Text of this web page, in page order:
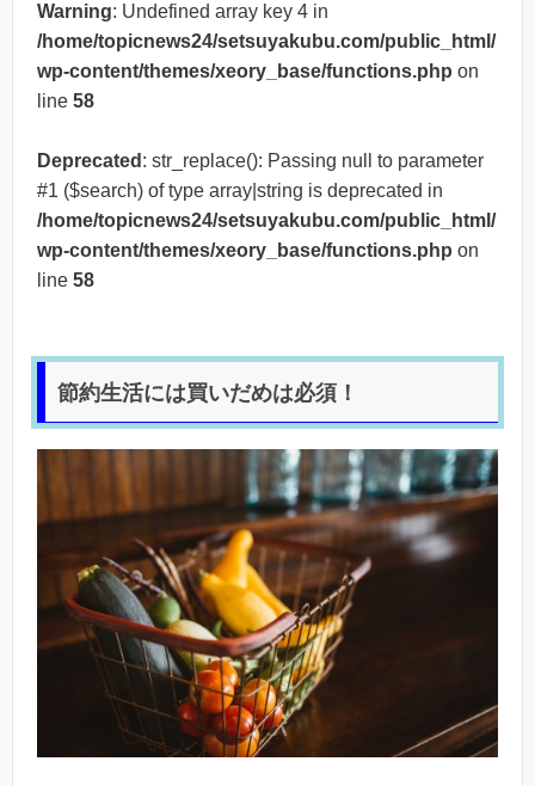
Warning: Undefined array key 4 in
/home/topicnews24/setsuyakubu.com/public_html/
wp-content/themes/xeory_base/functions.php on
line 58
Deprecated : str_replace(): Passing null to parameter
#1 ($search) of type array|string is deprecated in
/home/topicnews24/setsuyakubu.com/public_html/
wp-content/themes/xeory_base/functions.php on
line 58
節約生活には買いだめは必須！